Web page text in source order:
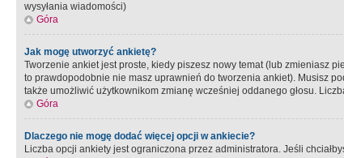
wysyłania wiadomości)
Góra
Jak mogę utworzyć ankietę?
Tworzenie ankiet jest proste, kiedy piszesz nowy temat (lub zmieniasz
to prawdopodobnie nie masz uprawnień do tworzenia ankiet). Musisz
także umożliwić użytkownikom zmianę wcześniej oddanego głosu.
Góra
Dlaczego nie mogę dodać więcej opcji w ankiecie?
Liczba opcji ankiety jest ograniczona przez administratora. Jeśli